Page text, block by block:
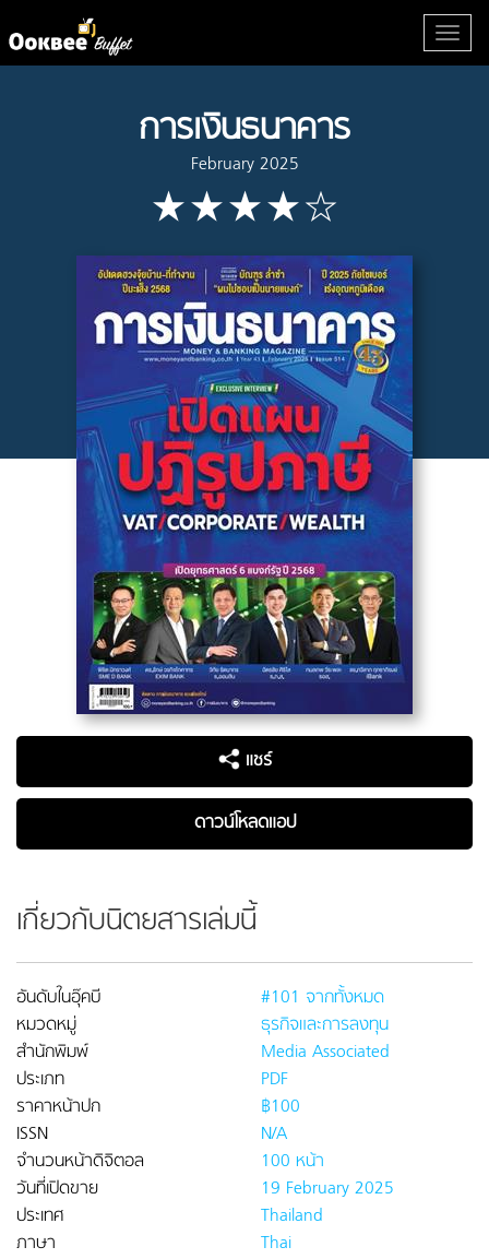
การเงินธนาคาร
February 2025
แชร์
ดาวน์โหลดแอป
เกี่ยวกับนิตยสารเล่มนี้
อันดับในอุ๊คบี
#101 จากทั้งหมด
หมวดหมู่
ธุรกิจและการลงทุน
สำนักพิมพ์
Media Associated
ประเภท
PDF
ราคาหน้าปก
฿100
ISSN
N/A
จำนวนหน้าดิจิตอล
100 หน้า
วันที่เปิดขาย
19 February 2025
ประเทศ
Thailand
ภาษา
Thai